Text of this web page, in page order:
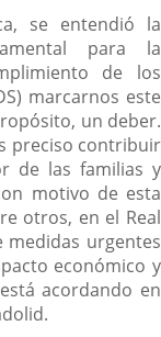
se entendió la
para la
de los
marcarnos este
un deber.
preciso contribuir
de las familias y
motivo de esta
otros, en el Real
medidas urgentes
económico y
acordando en